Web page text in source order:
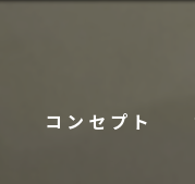
コンセプト